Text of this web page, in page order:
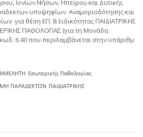
Ιονίων Νήσων, Ηπείρου και Δυτικής
υποψηφίων Αναμοριοδότησης και
για θέση ΕΠ. Β΄ ειδικότητας ΠΑΙΔΙΑΤΡΙΚΗΣ
ΠΑΘΟΛΟΓΙΑΣ (για τη Μονάδα
6.40 που περιλαμβάνεται στην υπ΄αριθμ
Εσωτερικής Παθολογίας
ΜΗ ΠΑΡΑΔΕΚΤΩΝ ΠΑΙΔΙΑΤΡΙΚΗΣ